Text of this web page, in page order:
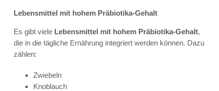
Lebensmittel mit hohem Präbiotika-Gehalt
Es gibt viele Lebensmittel mit hohem Präbiotika-Gehalt,
die in die tägliche Ernährung integriert werden können. Dazu
zählen:
Zwiebeln
Knoblauch